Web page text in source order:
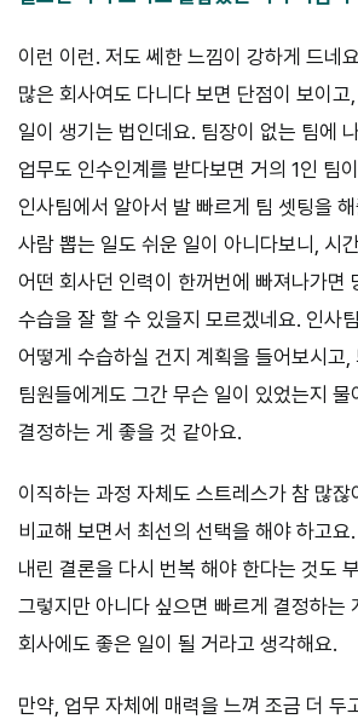
이런 이런. 저도 쎄한 느낌이 강하게 드네
많은 회사여도 다니다 보면 단점이 보이
일이 생기는 법인데요. 팀장이 없는 팀에
업무도 인수인계를 받다보면 거의 1인 팀
인사팀에서 알아서 발 빠르게 팀 셋팅을
사람 뽑는 일도 쉬운 일이 아니다보니, 시
어떤 회사던 인력이 한꺼번에 빠져나가면
수습을 잘 할 수 있을지 모르겠네요. 인사
어떻게 수습하실 건지 계획을 들어보시고,
팀원들에게도 그간 무슨 일이 있었는지 물
결정하는 게 좋을 것 같아요.
이직하는 과정 자체도 스트레스가 참 많잖
비교해 보면서 최선의 선택을 해야 하고요
내린 결론을 다시 번복 해야 한다는 것도
그렇지만 아니다 싶으면 빠르게 결정하는
회사에도 좋은 일이 될 거라고 생각해요.
만약, 업무 자체에 매력을 느껴 조금 더 두